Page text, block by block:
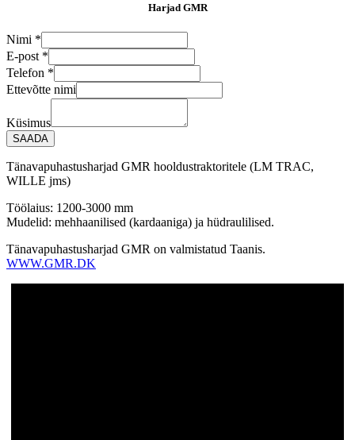
Harjad GMR
Nimi *
Nimi
Küsimus
E-
post
E-post *
Telefon *
Ettevõtte nimi
Küsimus
SAADA
Tänavapuhastusharjad GMR hooldustraktoritele (LM TRAC,
WILLE jms)
Töölaius: 1200-3000 mm
Mudelid: mehhaanilised (kardaaniga) ja hüdraulilised.
Tänavapuhastusharjad GMR on valmistatud Taanis.
WWW.GMR.DK